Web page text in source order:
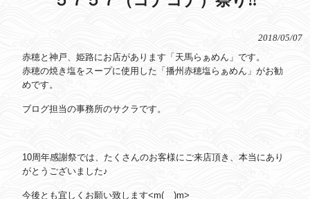
2018/05/07
赤穂と神戸、姫路にお店があります「天馬らぁめん」です。
赤穂の焼き塩をスープに使用した「播州赤穂塩らぁめん」がお勧
めです。
ブログ担当の事務所のサクラです。
10周年感謝祭では、たくさんのお客様にご来店頂き、本当にあり
がとうございました♪
今後とも宜しくお願い致します<m(__)m>